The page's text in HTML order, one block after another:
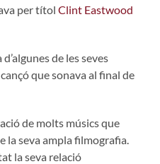
per títol Clint Eastwood
de les seves
que sonava al final de
de molts músics que
seva ampla filmografia.
la seva relació